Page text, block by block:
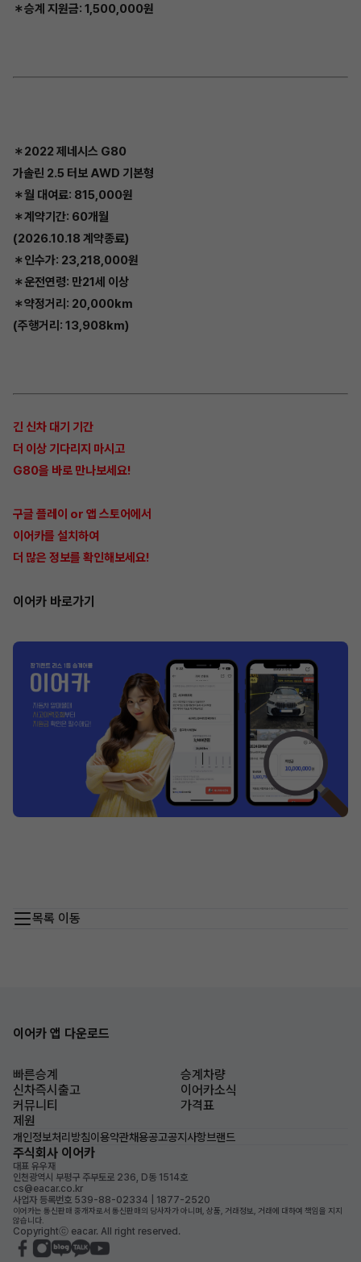
＊승계 지원금: 1,500,000원
＊2022 제네시스 G80
가솔린 2.5 터보 AWD 기본형
＊월 대여료: 815,000원
＊계약기간: 60개월
(2026.10.18 계약종료)
＊인수가: 23,218,000원
＊운전연령: 만21세 이상
＊약정거리: 20,000km
(주행거리: 13,908km)
긴 신차 대기 기간
더 이상 기다리지 마시고
G80을 바로 만나보세요!
구글 플레이 or 앱 스토어에서
이어카를 설치하여
더 많은 정보를 확인해보세요!
이어카 바로가기
목록 이동
이어카 앱 다운로드
빠른승계
승계차량
신차즉시출고
이어카소식
커뮤니티
가격표
제원
개인정보처리방침이용약관채용공고공지사항브랜드
주식회사 이어카
대표 유우재
인천광역시 부평구 주부토로 236, D동 1514호
cs@eacar.co.kr
사업자 등록번호 539-88-02334 | 1877-2520
이어카는 통신판매 중개자로서 통신판매의 당사자가 아니며, 상품, 거래정보, 거래에 대하여 책임을 지지
않습니다.
Copyrightⓒ eacar. All right reserved.